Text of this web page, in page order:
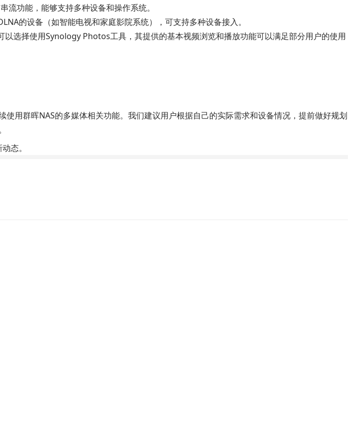
流功能，能够支持多种设备和操作系统。
的设备（如智能电视和家庭影院系统），可支持多种设备接入。
以选择使用Synology Photos工具，其提供的基本视频浏览和播放功能可以满足部分用户的使用
用群晖NAS的多媒体相关功能。我们建议用户根据自己的实际需求和设备情况，提前做好规划
态。